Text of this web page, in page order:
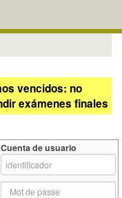
vencidos: no
exámenes finales
Cuenta de usuario